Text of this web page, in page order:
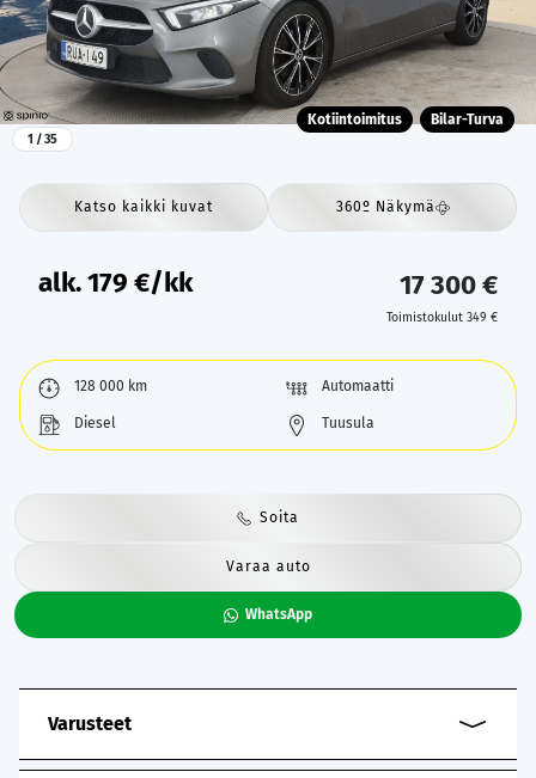
1 / 35
Kotiintoimitus Bilar-Turva
Katso kaikki kuvat 360º Näkymä
alk.179 €/kk 17 300 €
Toimistokulut 349 €
128 000 km Automaatti
Diesel Tuusula
Soita
Varaa auto
WhatsApp
Varusteet